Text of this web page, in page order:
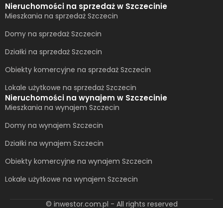
Nieruchomości na sprzedaż w Szczecinie
Mieszkania na sprzedaż Szczecin
Domy na sprzedaż Szczecin
Działki na sprzedaż Szczecin
Obiekty komercyjne na sprzedaż Szczecin
Lokale użytkowe na sprzedaż Szczecin
Nieruchomości na wynajem w Szczecinie
Mieszkania na wynajem Szczecin
Domy na wynajem Szczecin
Działki na wynajem Szczecin
Obiekty komercyjne na wynajem Szczecin
Lokale użytkowe na wynajem Szczecin
© inwestor.com.pl - All rights reserved